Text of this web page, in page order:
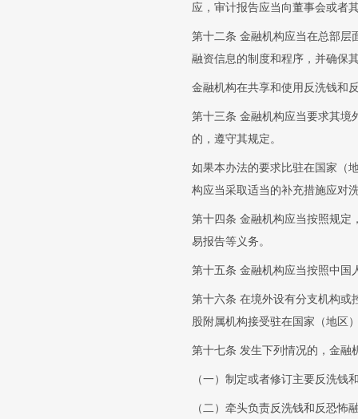
应，审计报告应当向董事会或者
第十二条 金融机构应当在总部层
融资信息的制度和程序，并确保
金融机构在共享和使用反洗钱和
第十三条 金融机构应当要求其境
的，遵守其规定。
如果本办法的要求比驻在国家（
构应当采取适当的补充措施应对
第十四条 金融机构应当按照规定
易报告等义务。
第十五条 金融机构应当按照中国
第十六条 在境外设有分支机构或
股附属机构接受驻在国家（地区
第十七条 发生下列情况的，金融
（一）制定或者修订主要反洗钱
（二）牵头负责反洗钱和反恐